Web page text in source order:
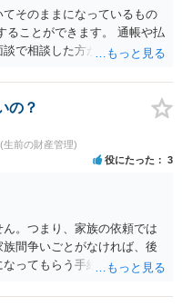
そのままになっているもの
ることができます。 通帳や払
で相談した方がよいと思い
の？
生前の財産管理)
役にたった 3
。つまり、家族の依頼では
間争いごとがなければ、後
ってもらう手続をすすめた